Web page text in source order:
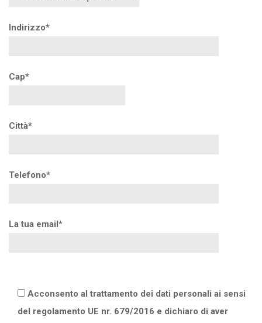
Indirizzo*
Cap*
Città*
Telefono*
La tua email*
Acconsento al trattamento dei dati personali ai sensi
del regolamento UE nr. 679/2016 e dichiaro di aver